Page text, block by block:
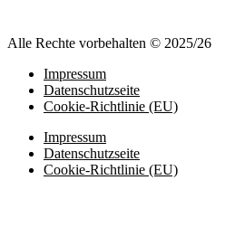
Alle Rechte vorbehalten © 2025/26
Impressum
Datenschutzseite
Cookie-Richtlinie (EU)
Impressum
Datenschutzseite
Cookie-Richtlinie (EU)